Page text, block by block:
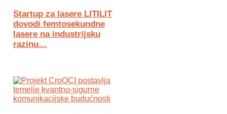
Startup za lasere LITILIT
dovodi femtosekundne
lasere na industrijsku
razinu…